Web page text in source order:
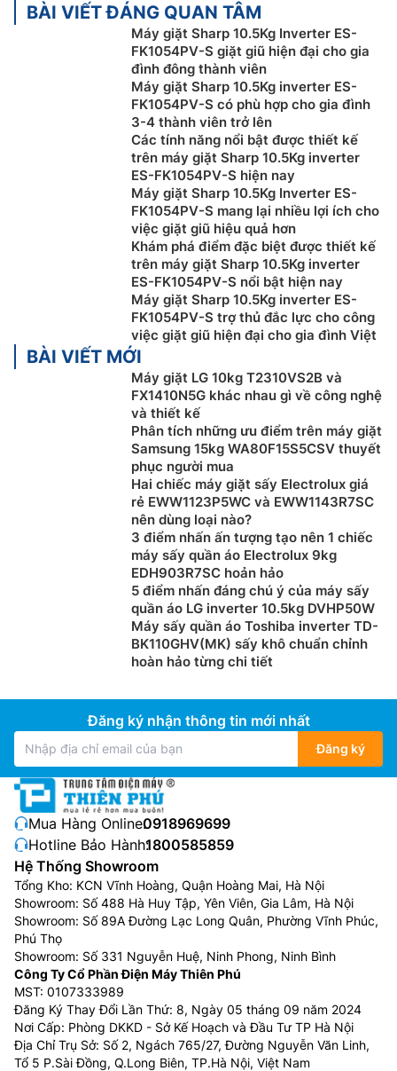
vừa đảm bảo tuổi thọ bền lâu cho nhiều loại quần áo
với các loại vải khác nhau.
Công nghệ tiết kiệm điện J-Teach Inverter
10.5kg ES-FK1054PV-S được trang bị
công nghệ J-Teach Inverter được lập trình với nhiều
tốc độ quay phù hợp theo từng chế độ. Do đó, hiệu
quả giặt tẩy được nâng cao, tiết kiệm điện, nước và
giúp động cơ hoạt động ổn định, bền bỉ hơn.
Tính năng thêm đồ giặt khi máy đang vận
Với tính năng thêm đồ giặt, bạn có thể thêm quần áo
vào máy Sharp giá rẻ ES-FK1054PV-S trong khi máy
đang vận hành vô cùng tiện lợi. Từ đó, hạn chế việc
giặt sót đồ và không tốn thời gian, công sức để giặt
thêm một lần nữa.
Lồng giặt được chiếu sáng
BÀI VIẾT ĐÁNG QUAN TÂM
Máy giặt Sharp 10.5Kg Inverter ES-
FK1054PV-S giặt giũ hiện đại cho gia
đình đông thành viên
Máy giặt Sharp 10.5Kg inverter ES-
FK1054PV-S có phù hợp cho gia đình
3-4 thành viên trở lên
Các tính năng nổi bật được thiết kế
trên máy giặt Sharp 10.5Kg inverter
ES-FK1054PV-S hiện nay
Máy giặt Sharp 10.5Kg Inverter ES-
FK1054PV-S mang lại nhiều lợi ích cho
việc giặt giũ hiệu quả hơn
Khám phá điểm đặc biệt được thiết kế
trên máy giặt Sharp 10.5Kg inverter
ES-FK1054PV-S nổi bật hiện nay
Máy giặt Sharp 10.5Kg inverter ES-
FK1054PV-S trợ thủ đắc lực cho công
việc giặt giũ hiện đại cho gia đình Việt
BÀI VIẾT MỚI
Máy giặt LG 10kg T2310VS2B và
FX1410N5G khác nhau gì về công nghệ
và thiết kế
Phân tích những ưu điểm trên máy giặt
Samsung 15kg WA80F15S5CSV thuyết
phục người mua
Hai chiếc máy giặt sấy Electrolux giá
rẻ EWW1123P5WC và EWW1143R7SC
nên dùng loại nào?
3 điểm nhấn ấn tượng tạo nên 1 chiếc
máy sấy quần áo Electrolux 9kg
EDH903R7SC hoản hảo
5 điểm nhấn đáng chú ý của máy sấy
quần áo LG inverter 10.5kg DVHP50W
Máy sấy quần áo Toshiba inverter TD-
BK110GHV(MK) sấy khô chuẩn chỉnh
hoàn hảo từng chi tiết
Đăng ký nhận thông tin mới nhất
Đăng ký
Mua Hàng Online:0918969699
Hotline Bảo Hành:1800585859
Hệ Thống Showroom
Tổng Kho: KCN Vĩnh Hoàng, Quận Hoàng Mai, Hà Nội
Showroom: Số 488 Hà Huy Tập, Yên Viên, Gia Lâm, Hà Nội
Showroom: Số 89A Đường Lạc Long Quân, Phường Vĩnh Phúc,
Phú Thọ
Showroom: Số 331 Nguyễn Huệ, Ninh Phong, Ninh Bình
Công Ty Cổ Phần Điện Máy Thiên Phú
MST: 0107333989
Đăng Ký Thay Đổi Lần Thứ: 8, Ngày 05 tháng 09 năm 2024
Nơi Cấp: Phòng DKKD - Sở Kế Hoạch và Đầu Tư TP Hà Nội
Địa Chỉ Trụ Sở: Số 2, Ngách 765/27, Đường Nguyễn Văn Linh,
Tổ 5 P.Sài Đồng, Q.Long Biên, TP.Hà Nội, Việt Nam